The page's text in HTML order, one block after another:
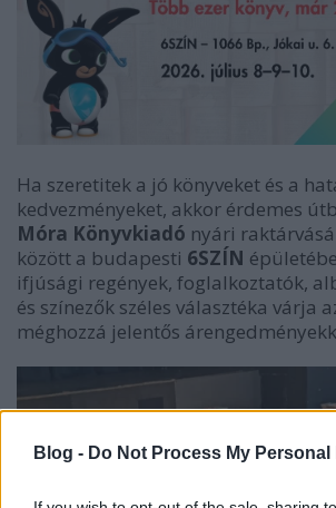
Blog - Do Not Process My
Ha szeretitek a jó könyveket és a
kedvezményeket, akkor érdemes
Móra Könyvkiadó nyári
között a budapesti 6SZÍN
ifjúsági regények, foglalkoztatók,
és színezők széles választéka várja
méghozzá jelentős